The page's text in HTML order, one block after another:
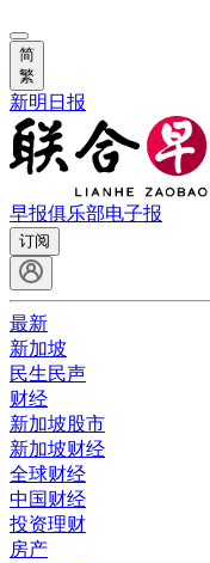
简
繁
新明日报
早报俱乐部电子报
订阅
最新
新加坡
民生民声
财经
新加坡股市
新加坡财经
全球财经
中国财经
投资理财
房产